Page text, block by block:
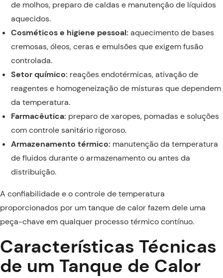
de molhos, preparo de caldas e manutenção de líquidos
aquecidos.
Cosméticos e higiene pessoal: aquecimento de bases
cremosas, óleos, ceras e emulsões que exigem fusão
controlada.
Setor químico: reações endotérmicas, ativação de
reagentes e homogeneização de misturas que dependem
da temperatura.
Farmacêutica: preparo de xaropes, pomadas e soluções
com controle sanitário rigoroso.
Armazenamento térmico: manutenção da temperatura
de fluidos durante o armazenamento ou antes da
distribuição.
A confiabilidade e o controle de temperatura
proporcionados por um tanque de calor fazem dele uma
peça-chave em qualquer processo térmico contínuo.
Características Técnicas
de um Tanque de Calor